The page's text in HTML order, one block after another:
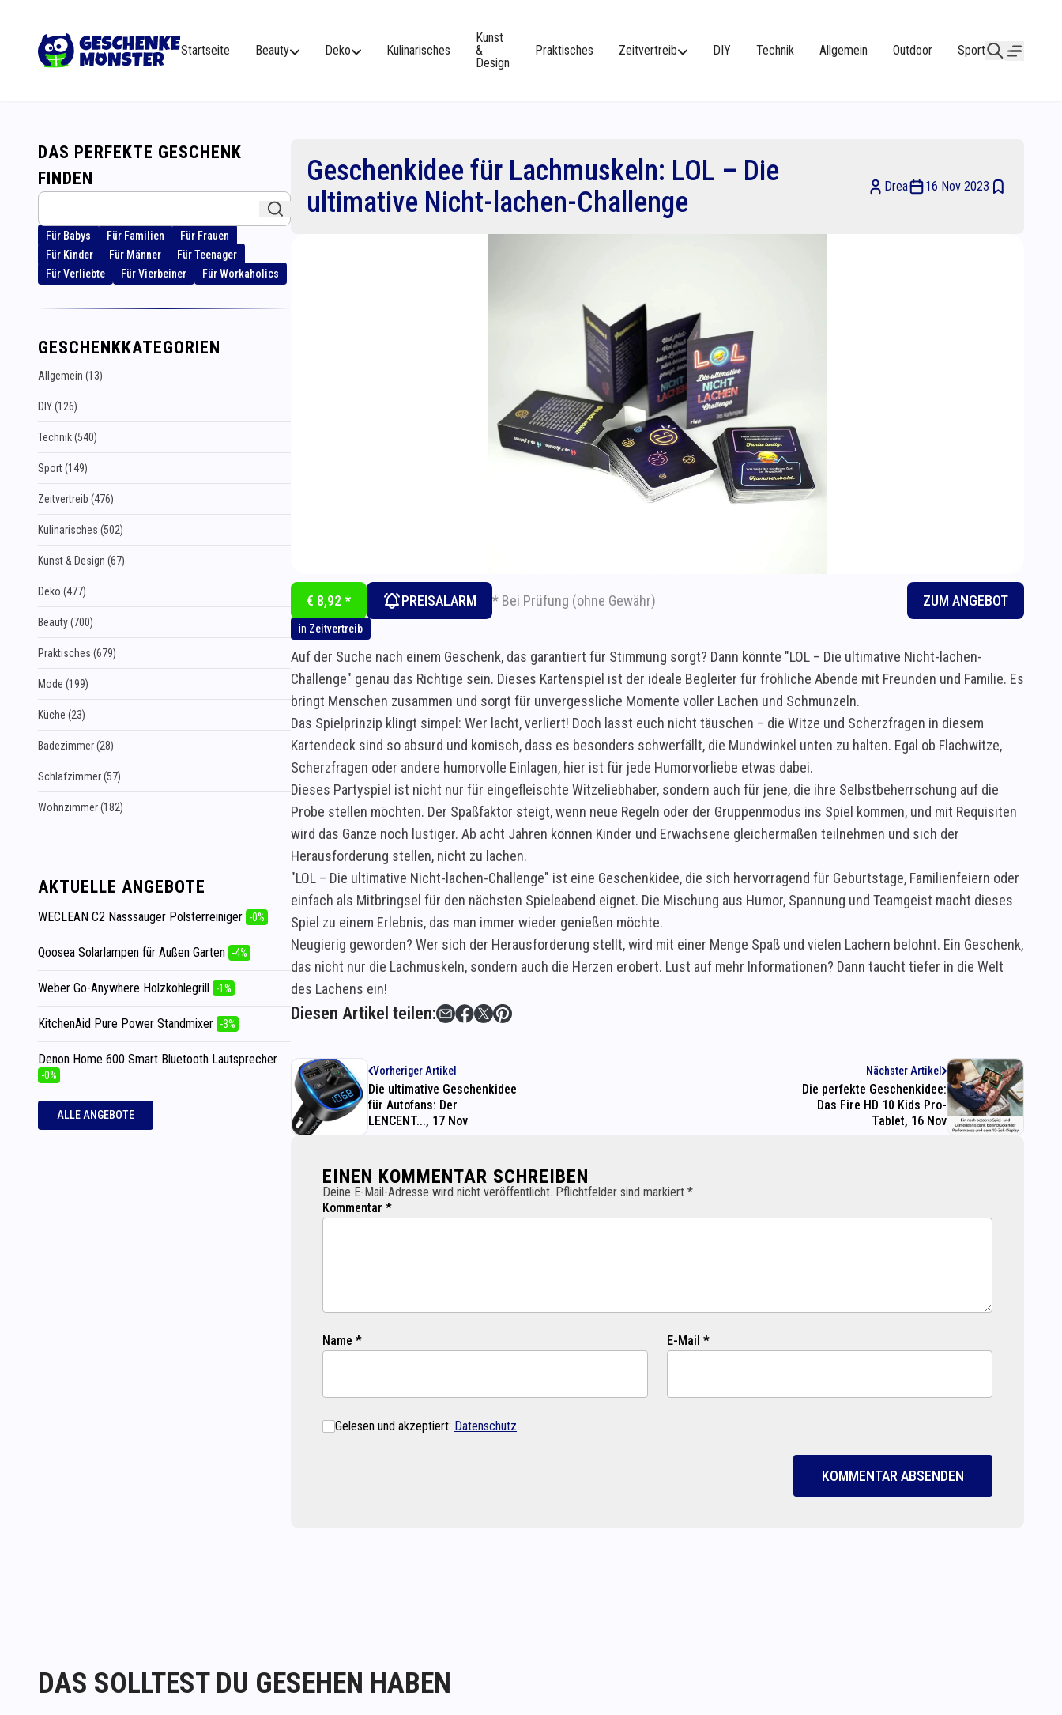
Startseite Beauty Deko Kulinarisches
Kunst
&
Design
Praktisches Zeitvertreib DIY Technik Allgemein Outdoor Sport
Geschenkidee für Lachmuskeln: LOL – Die
ultimative Nicht-lachen-Challenge
Drea 16 Nov 2023
€ 8,92 * PREISALARM * Bei Prüfung (ohne Gewähr) ZUM ANGEBOT
in Zeitvertreib
Auf der Suche nach einem Geschenk, das garantiert für Stimmung sorgt? Dann könnte "LOL – Die ultimative Nicht-lachen-
Challenge" genau das Richtige sein. Dieses Kartenspiel ist der ideale Begleiter für fröhliche Abende mit Freunden und Familie. Es
bringt Menschen zusammen und sorgt für unvergessliche Momente voller Lachen und Schmunzeln.
Das Spielprinzip klingt simpel: Wer lacht, verliert! Doch lasst euch nicht täuschen – die Witze und Scherzfragen in diesem
Kartendeck sind so absurd und komisch, dass es besonders schwerfällt, die Mundwinkel unten zu halten. Egal ob Flachwitze,
Scherzfragen oder andere humorvolle Einlagen, hier ist für jede Humorvorliebe etwas dabei.
Dieses Partyspiel ist nicht nur für eingefleischte Witzeliebhaber, sondern auch für jene, die ihre Selbstbeherrschung auf die
Probe stellen möchten. Der Spaßfaktor steigt, wenn neue Regeln oder der Gruppenmodus ins Spiel kommen, und mit Requisiten
wird das Ganze noch lustiger. Ab acht Jahren können Kinder und Erwachsene gleichermaßen teilnehmen und sich der
Herausforderung stellen, nicht zu lachen.
"LOL – Die ultimative Nicht-lachen-Challenge" ist eine Geschenkidee, die sich hervorragend für Geburtstage, Familienfeiern oder
einfach als Mitbringsel für den nächsten Spieleabend eignet. Die Mischung aus Humor, Spannung und Teamgeist macht dieses
Spiel zu einem Erlebnis, das man immer wieder genießen möchte.
Neugierig geworden? Wer sich der Herausforderung stellt, wird mit einer Menge Spaß und vielen Lachern belohnt. Ein Geschenk,
das nicht nur die Lachmuskeln, sondern auch die Herzen erobert. Lust auf mehr Informationen? Dann taucht tiefer in die Welt
des Lachens ein!
Diesen Artikel teilen:
Vorheriger Artikel
Die ultimative Geschenkidee
für Autofans: Der
LENCENT..., 17 Nov
Nächster Artikel
Die perfekte Geschenkidee:
Das Fire HD 10 Kids Pro-
Tablet, 16 Nov
EINEN KOMMENTAR SCHREIBEN
Deine E-Mail-Adresse wird nicht veröffentlicht. Pflichtfelder sind markiert *
Kommentar *
Name * E-Mail *
Gelesen und akzeptiert: Datenschutz
KOMMENTAR ABSENDEN
DAS PERFEKTE GESCHENK
FINDEN
Für Babys Für Familien
Für Frauen
Für Kinder
Für Männer
Für Teenager
Für Verliebte
Für Vierbeiner Für Workaholics
GESCHENKKATEGORIEN
Allgemein (13)
DIY (126)
Technik (540)
Sport (149)
Zeitvertreib (476)
Kulinarisches (502)
Kunst & Design (67)
Deko (477)
Beauty (700)
Praktisches (679)
Mode (199)
Küche (23)
Badezimmer (28)
Schlafzimmer (57)
Wohnzimmer (182)
AKTUELLE ANGEBOTE
WECLEAN C2 Nasssauger Polsterreiniger -0%
Qoosea Solarlampen für Außen Garten -4%
Weber Go-Anywhere Holzkohlegrill -1%
KitchenAid Pure Power Standmixer -3%
Denon Home 600 Smart Bluetooth Lautsprecher
-0%
ALLE ANGEBOTE
DAS SOLLTEST DU GESEHEN HABEN